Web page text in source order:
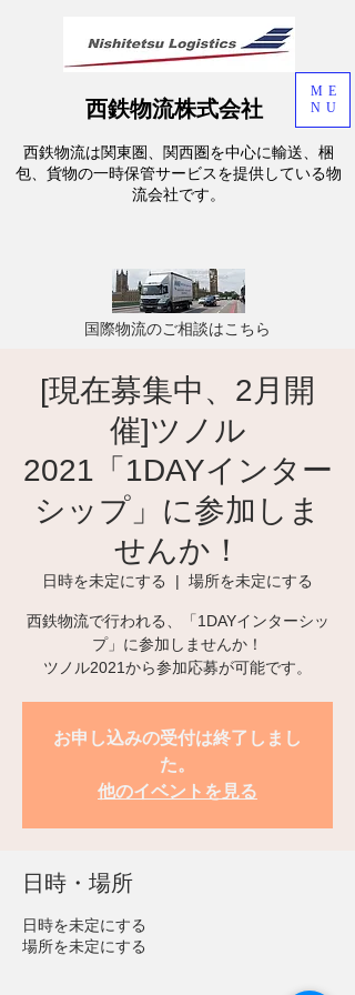
ME
NU
西鉄物流株式会社
西鉄物流は関東圏、関西圏を中心に輸送、梱
包、貨物の一時保管サービスを提供している物
流会社です。
​国際物流のご相談はこちら
[現在募集中、2月開
催]ツノル
2021「1DAYインター
シップ」に参加しま
せんか！
日時を未定にする
  |
場所を未定にする
西鉄物流で行われる、「1DAYインターシッ
プ」に参加しませんか！
ツノル2021から参加応募が可能です。
お申し込みの受付は終了しまし
た。
他のイベントを見る
日時・場所
日時を未定にする
場所を未定にする